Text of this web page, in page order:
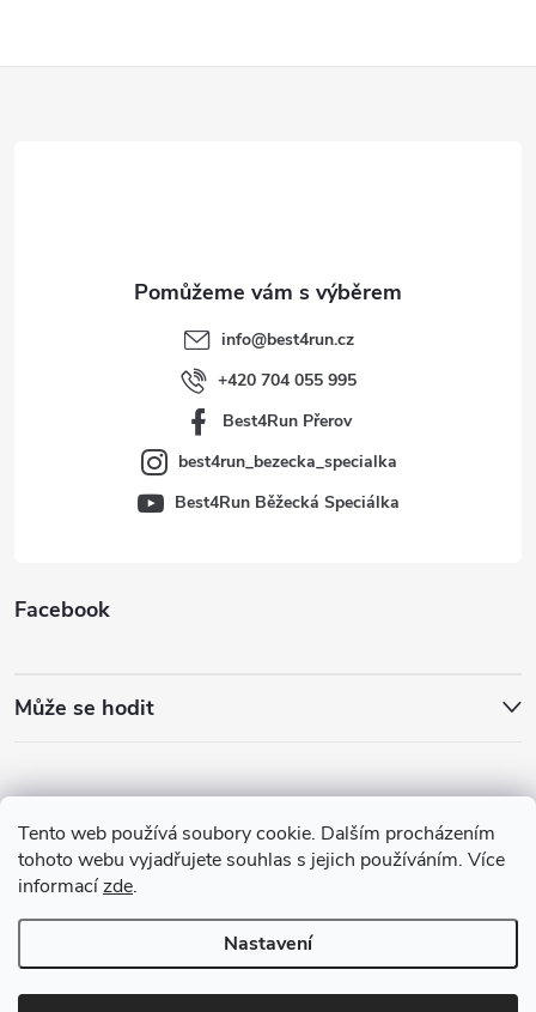
Tento web používá soubory cookie. Dalším procházením
tohoto webu vyjadřujete souhlas s jejich používáním. Více
informacízde.
Nastavení
Facebook
Může se hodit
info@best4run.cz
+420 704 055 995
Best4Run Přerov
best4run_bezecka_specialka
Best4Run Běžecká Speciálka
Copyright 2026Best4Run Běžecká speciálka. Všechna práva vyhrazena.